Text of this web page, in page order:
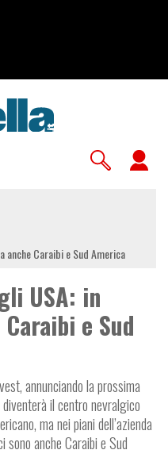
anche Caraibi e Sud America
USA: in
e Sud
annunciando la prossima
il centro nevralgico
ma nei piani dell’azienda
anche Caraibi e Sud